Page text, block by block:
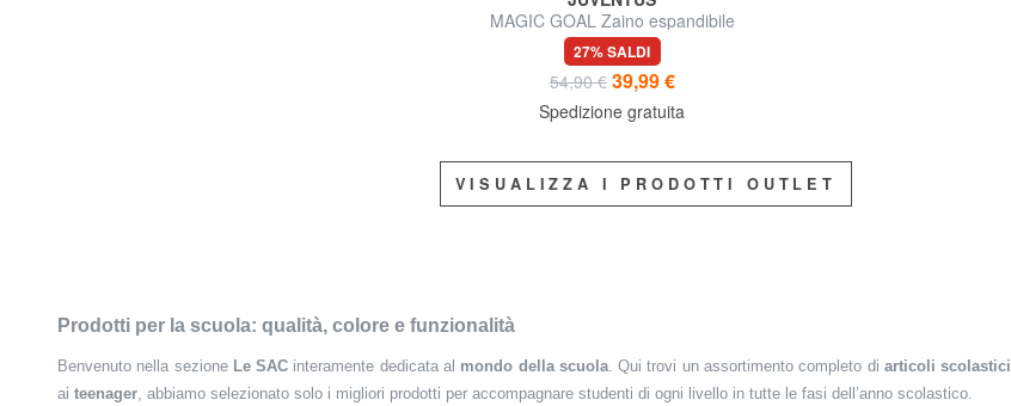
MAGIC GOAL Zaino espandibile
27% SALDI
54,90 € 39,99 €
Spedizione gratuita
VISUALIZZA I PRODOTTI OUTLET
Prodotti per la scuola: qualità, colore e funzionalità
Benvenuto nella sezione Le SAC interamente dedicata al mondo della scuola. Qui trovi un assortimento completo di articoli scolastici
ai teenager, abbiamo selezionato solo i migliori prodotti per accompagnare studenti di ogni livello in tutte le fasi dell’anno scolastico.